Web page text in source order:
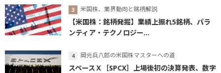
米国株、業界動向と銘柄解説
【米国株：銘柄発掘】業績上振れ5銘柄、パラ
ンティア・テクノロジー...
岡元兵八郎の米国株マスターへの道
スペースＸ［SPCX］上場後初の決算発表、数字